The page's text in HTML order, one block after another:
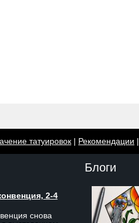
татуировок | Рекомендации |
2-4
снова
Блоги